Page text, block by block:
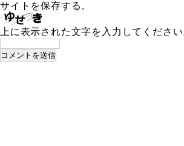
サイトを保存する。
上に表示された文字を入力してください